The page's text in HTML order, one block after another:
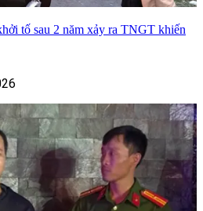
tố sau 2 năm xảy ra TNGT khiến